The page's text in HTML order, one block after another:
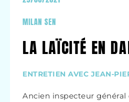
MILAN SEN
LA LAÏCITÉ EN
ENTRETIEN AVEC JEAN-
Ancien inspecteur général